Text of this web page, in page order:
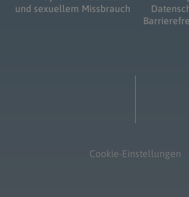
und sexuellem Missbrauch
Cookie-Einstellungen